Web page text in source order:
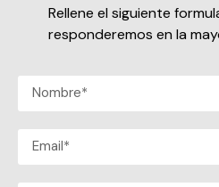
Rellene el siguiente
responderemos en la